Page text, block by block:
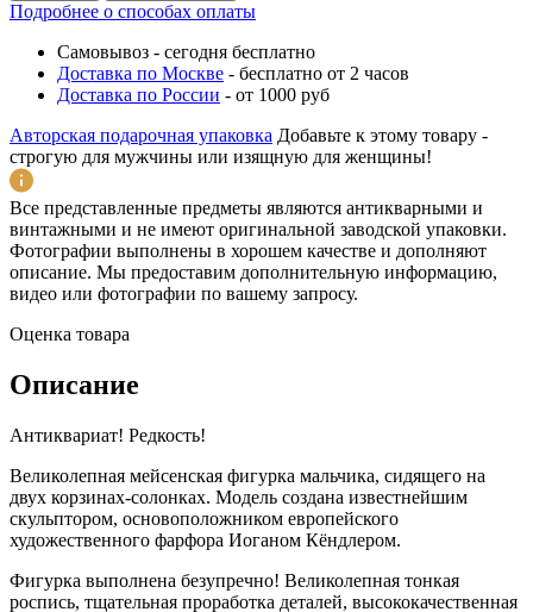
Подробнее о способах оплаты
Самовывоз - сегодня бесплатно
Доставка по Москве - бесплатно от 2 часов
Доставка по России - от 1000 руб
Авторская подарочная упаковка Добавьте к этому товару -
строгую для мужчины или изящную для женщины!
Все представленные предметы являются антикварными и
винтажными и не имеют оригинальной заводской упаковки.
Фотографии выполнены в хорошем качестве и дополняют
описание. Мы предоставим дополнительную информацию,
видео или фотографии по вашему запросу.
Оценка товара
Описание
Антиквариат! Редкость!
Великолепная мейсенская фигурка мальчика, сидящего на
двух корзинах-солонках. Модель создана известнейшим
скульптором, основоположником европейского
художественного фарфора Иоганом Кёндлером.
Фигурка выполнена безупречно! Великолепная тонкая
роспись, тщательная проработка деталей, высококачественная